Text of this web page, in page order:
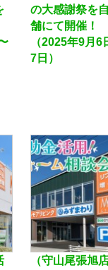
の大感謝祭を
舗にて開催！
（2025年9月6
7日）
（守山尾張旭店